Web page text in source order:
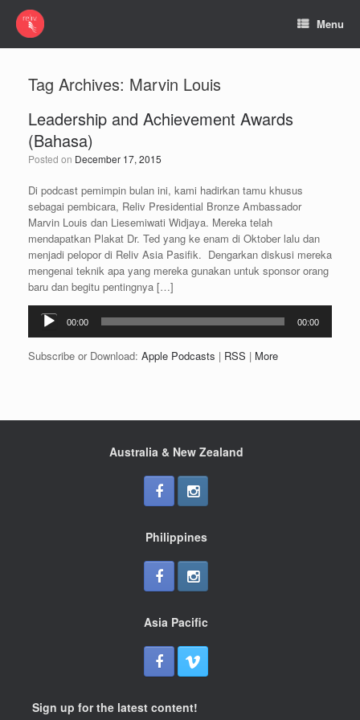
Menu
Tag Archives: Marvin Louis
Leadership and Achievement Awards
(Bahasa)
Posted on December 17, 2015
Di podcast pemimpin bulan ini, kami hadirkan tamu khusus
sebagai pembicara, Reliv Presidential Bronze Ambassador
Marvin Louis dan Liesemiwati Widjaya. Mereka telah
mendapatkan Plakat Dr. Ted yang ke enam di Oktober lalu dan
menjadi pelopor di Reliv Asia Pasifik. Dengarkan diskusi mereka
mengenai teknik apa yang mereka gunakan untuk sponsor orang
baru dan begitu pentingnya […]
Audio
Player
00:00 00:00
Subscribe or Download: Apple Podcasts | RSS | More
Australia & New Zealand
Philippines
Asia Pacific
Sign up for the latest content!